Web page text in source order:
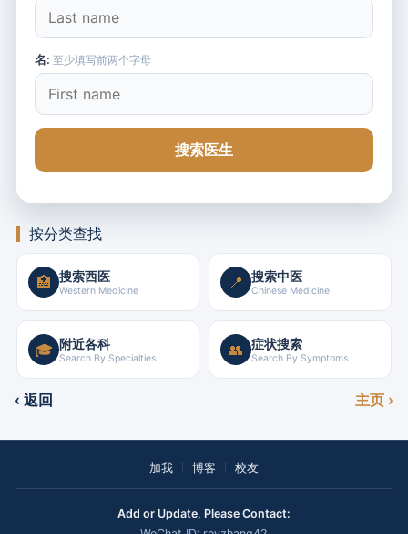
名: 至少填写前两个字母
搜索医生
按分类查找
🏥 搜索西医
Western Medicine 📍 搜索中医
Chinese Medicine
🎓 附近各科
Search By Specialties 👥 症状搜索
Search By Symptoms
‹ 返回 主页 ›
加我 博客 校友
Add or Update, Please Contact: